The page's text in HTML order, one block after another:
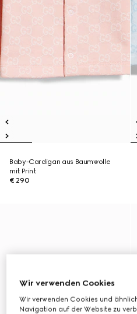
Baby-Cardigan aus Baumwolle
mit Print
€ 290
Wir verwenden Cookies
Wir verwenden Cookies und
Navigation auf der Website zu